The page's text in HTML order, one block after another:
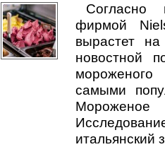
Согласно
фирмой
вырастет
новостной
самыми
итальянский